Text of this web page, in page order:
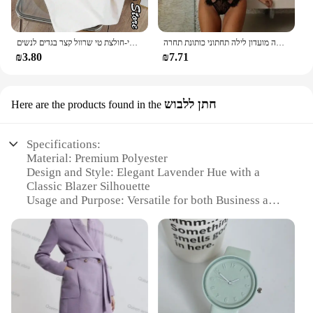
חולצת אופנה צ 'רי הדפסה נשים חולצות טי-הצוואר חולצת טי טי טי טי טי-חולצת טי שרוול קצר בגדים לנשים
₪3.80
הלבשה תחתונה נשים שקוף חזייה סקסי ארוטי סט רך ללא משענת פיג 'מה חצאית מפתה מועדון לילה תחתוני כותונת תחרה
₪7.71
Here are the products found in the חתן ללבוש
Specifications:
Material: Premium Polyester
Design and Style: Elegant Lavender Hue with a
Classic Blazer Silhouette
Usage and Purpose: Versatile for both Business and
Type and Category: Womens Blazers
Performance and Property: Durable and Wrinkle-
Resistant
Parts and Accessories: Fully Lined with Functional
Pockets